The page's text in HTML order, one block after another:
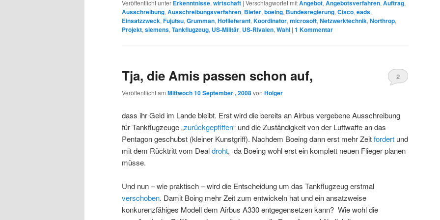
Veröffentlicht unter Erkenntnisse, wirtschaft | Verschlagwortet mitAngebot, Angebotsverfahren, Auftrag,
Ausschreibung, Ausschreibungsverfahren, Bieter, boeing, Bundesregierung, Cisco, eads,
Einsatzzweck, Fujutsu, Grumman, Hoflieferant, Koordinator, microsoft, Netzwerktechnik, Northrop,
Projekt, siemens, Tankflugzeug, US-Militär, US-Rivalen, Wahl | 1 Kommentar
Tja, die Amis passen schon auf,
Veröffentlicht am Mittwoch 10 September , 2008von Holger
2
dass ihr Geld im Lande bleibt. Erst wird die bereits an Airbus vergebene Ausschreibung
für Tankflugzeuge „zurückgepfiffen“ und die Zuständigkeit von der Luftwaffe an das
Pentagon geschubst (kleiner Kunstgriff). Nachdem Boeing dann erst mehr Zeitfordert und
mit dem Rücktritt vom Dealdroht, da Boeing wohl erst ein komplett neuen Flieger planen
müsse.
Und nun – wie praktisch – wird die Entscheidung um das Tankflugzeug erstmal
verschoben. Damit Boing mehr Zeit zum entwickeln hat und ein ansatzweise
konkurenzfähiges Modell dem Airbus A330 entgegensetzen kann? Wie wohl die